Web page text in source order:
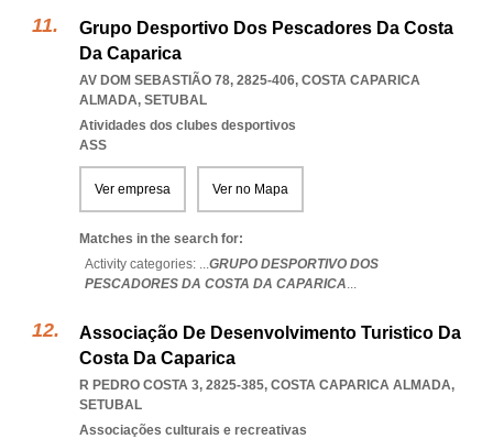
Grupo Desportivo Dos Pescadores Da Costa
Da Caparica
AV DOM SEBASTIÃO 78, 2825-406, COSTA CAPARICA
ALMADA, SETUBAL
Atividades dos clubes desportivos
ASS
Ver empresa Ver no Mapa
Matches in the search for:
Activity categories: ...GRUPO DESPORTIVO DOS
PESCADORES DA COSTA DA CAPARICA...
Associação De Desenvolvimento Turistico Da
Costa Da Caparica
R PEDRO COSTA 3, 2825-385, COSTA CAPARICA ALMADA,
SETUBAL
Associações culturais e recreativas